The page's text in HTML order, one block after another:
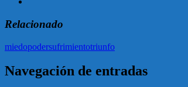
Relacionado
miedopodersufrimientotriunfo
Navegación de entradas